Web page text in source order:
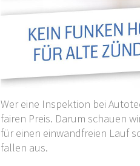
Wer eine Inspektion bei
fairen Preis. Darum schauen
für einen einwandfreien Lauf
fallen aus.